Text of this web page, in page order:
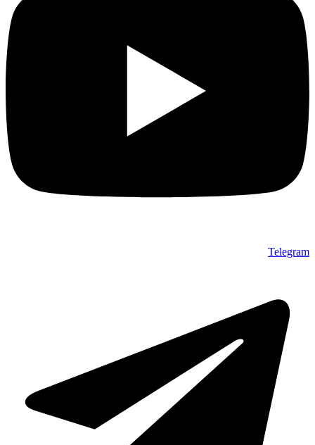
Telegram